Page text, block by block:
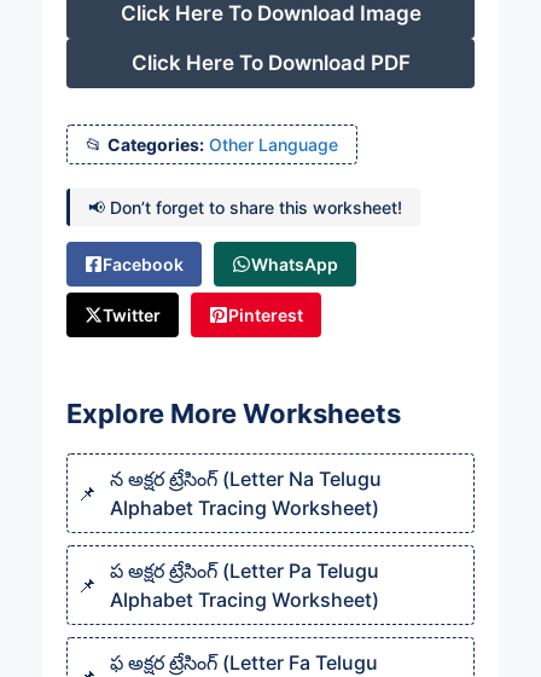
Click Here To Download Image
Click Here To Download PDF
Categories: Other Language
📢 Don’t forget to share this worksheet!
Facebook WhatsApp
Twitter Pinterest
Explore More Worksheets
న అక్షర ట్రేసింగ్ (Letter Na Telugu
Alphabet Tracing Worksheet)
ప అక్షర ట్రేసింగ్ (Letter Pa Telugu
Alphabet Tracing Worksheet)
ఫ అక్షర ట్రేసింగ్ (Letter Fa Telugu